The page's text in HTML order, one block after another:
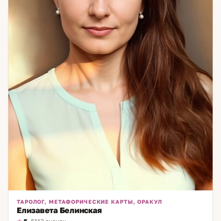
ситуации — я готова работать с вами.
ТАРОЛОГ, МЕТАФОРИЧЕСКИЕ КАРТЫ, ОРАКУЛ
Елизавета Белинская